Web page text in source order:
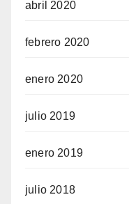
abril 2020
febrero 2020
enero 2020
julio 2019
enero 2019
julio 2018